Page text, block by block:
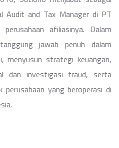
Audit and Tax Manager di PT
afiliasinya. Dalam
jawab penuh dalam
menyusun strategi keuangan,
dan investigasi fraud, serta
perusahaan yang beroperasi di